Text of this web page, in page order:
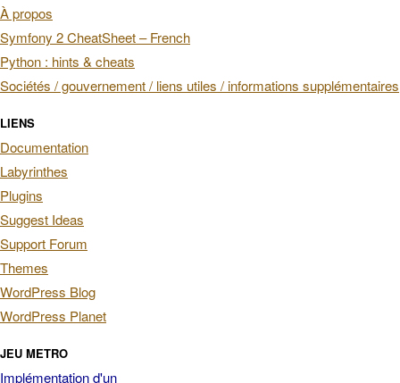
À propos
Symfony 2 CheatSheet – French
Python : hints & cheats
Sociétés / gouvernement / liens utiles / informations supplémentaires
LIENS
Documentation
Labyrinthes
Plugins
Suggest Ideas
Support Forum
Themes
WordPress Blog
WordPress Planet
JEU METRO
Implémentation d'un